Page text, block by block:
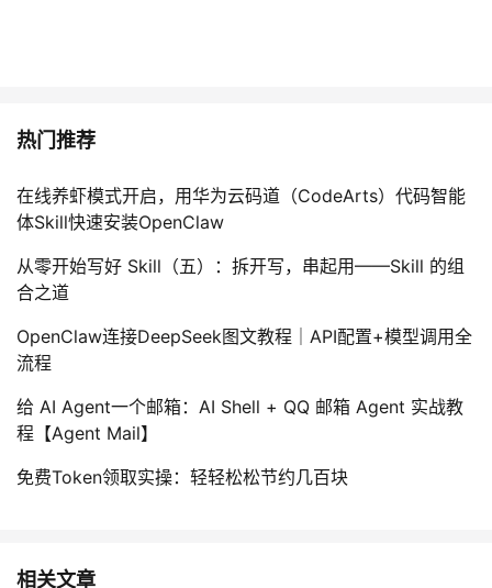
热门推荐
在线养虾模式开启，用华为云码道（CodeArts）代码智能
体Skill快速安装OpenClaw
从零开始写好 Skill（五）：拆开写，串起用——Skill 的组
合之道
OpenClaw连接DeepSeek图文教程｜API配置+模型调用全
流程
给 AI Agent一个邮箱：AI Shell + QQ 邮箱 Agent 实战教
程【Agent Mail】
免费Token领取实操：轻轻松松节约几百块
相关文章